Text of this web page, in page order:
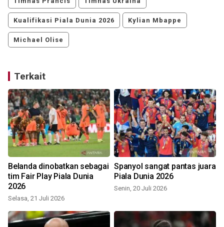
Kualifikasi Piala Dunia 2026 Kylian Mbappe
Michael Olise
Terkait
Belanda dinobatkan sebagai
tim Fair Play Piala Dunia
2026
Selasa, 21 Juli 2026
Spanyol sangat pantas juara
Piala Dunia 2026
Senin, 20 Juli 2026